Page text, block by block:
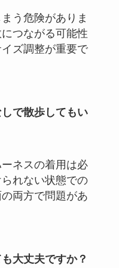
う危険がありま
つながる可能性
ズ調整が重要で
で散歩してもい
ネスの着用は必
れない状態での
両方で問題があ
大丈夫ですか？